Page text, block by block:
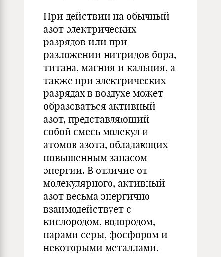
При действии на обычный
азот электрических
разрядов или при
разложении нитридов бора,
титана, магния и кальция, а
также при электрических
разрядах в воздухе может
образоваться активный
азот, представляющий
собой смесь молекул и
атомов азота, обладающих
повышенным запасом
энергии. В отличие от
молекулярного, активный
азот весьма энергично
взаимодействует с
кислородом, водородом,
парами серы, фосфором и
некоторыми металлами.